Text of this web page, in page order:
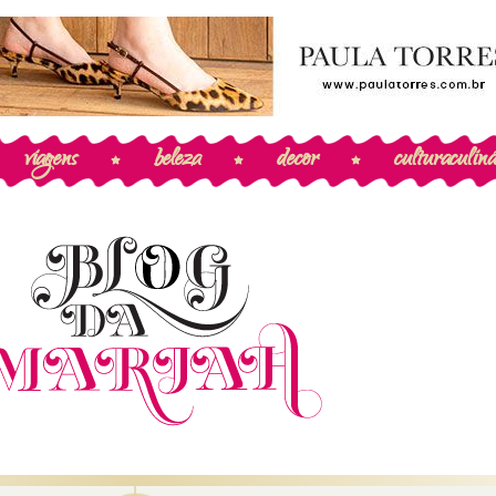
viagens beleza decor cultura